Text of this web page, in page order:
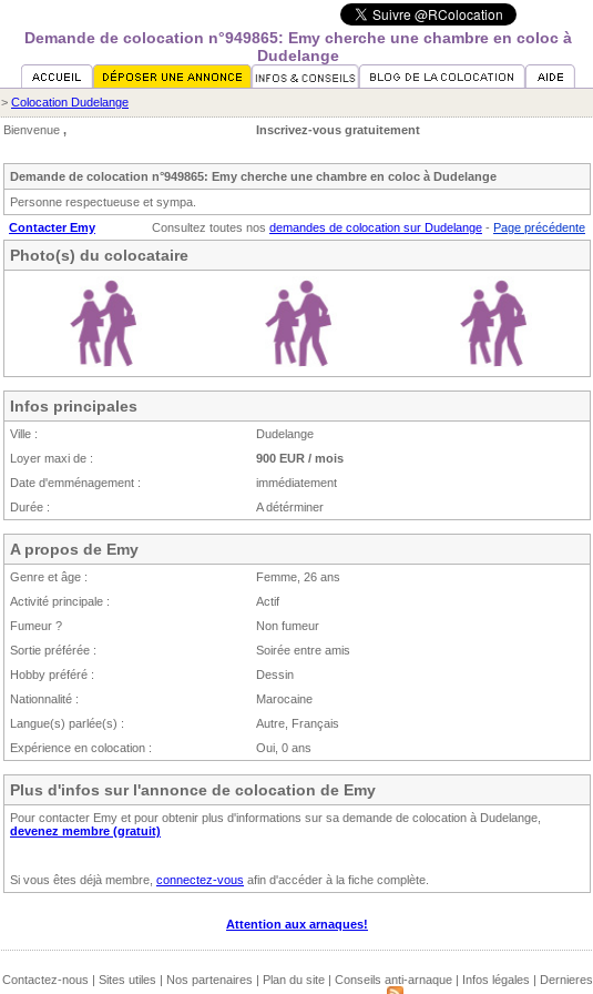
Demande de colocation n°949865: Emy cherche une chambre en coloc à
Dudelange
> Colocation Dudelange
Bienvenue , Inscrivez-vous gratuitement
Demande de colocation n°949865: Emy cherche une chambre en coloc à Dudelange
Personne respectueuse et sympa.
Contacter Emy
Consultez toutes nos demandes de colocation sur Dudelange - Page précédente
Photo(s) du colocataire
Infos principales
Ville :
Dudelange
Loyer maxi de :
900 EUR / mois
Date d'emménagement :
immédiatement
Durée :
A détérminer
A propos de Emy
Genre et âge :
Femme, 26 ans
Activité principale :
Actif
Fumeur ?
Non fumeur
Sortie préférée :
Soirée entre amis
Hobby préféré :
Dessin
Nationnalité :
Marocaine
Langue(s) parlée(s) :
Autre, Français
Expérience en colocation :
Oui, 0 ans
Plus d'infos sur l'annonce de colocation de Emy
Pour contacter Emy et pour obtenir plus d'informations sur sa demande de colocation à Dudelange,
devenez membre (gratuit)
Si vous êtes déjà membre, connectez-vous afin d'accéder à la fiche complète.
Attention aux arnaques!
Contactez-nous | Sites utiles | Nos partenaires | Plan du site| Conseils anti-arnaque| Infos légales | Dernieres